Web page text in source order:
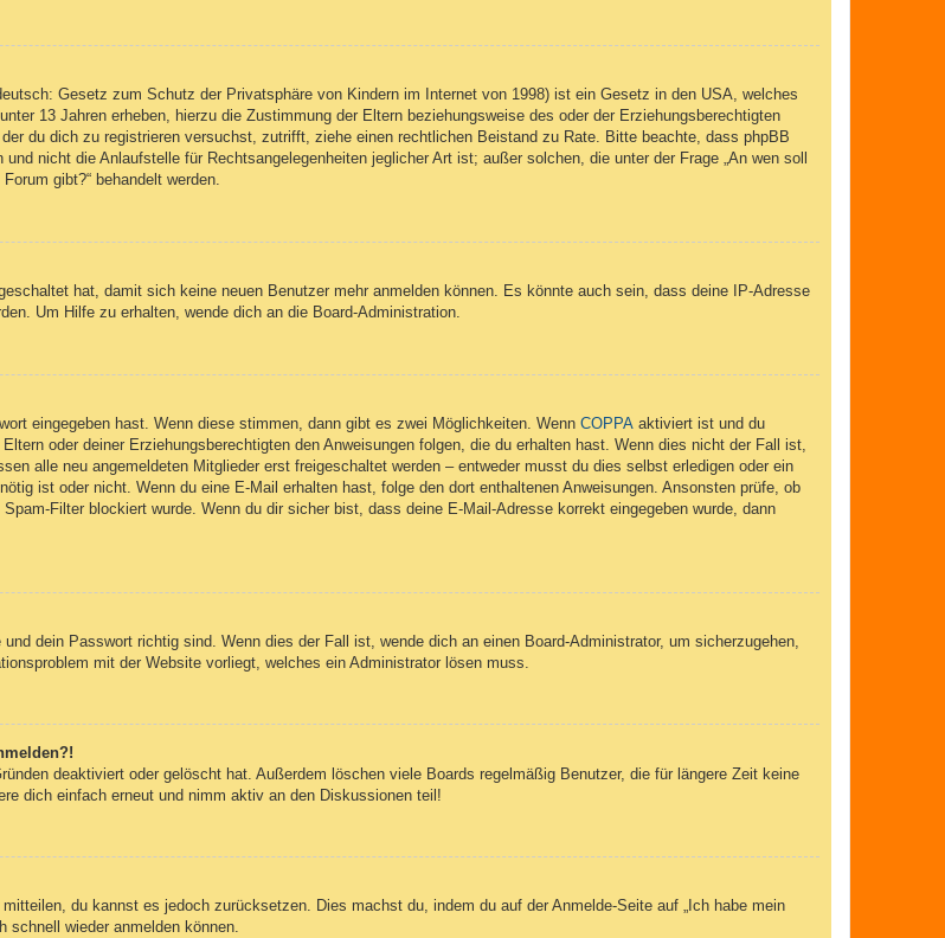
Gesetz zum Schutz der Privatsphäre von Kindern im Internet von 1998) ist ein Gesetz in den USA, welches
13 Jahren erheben, hierzu die Zustimmung der Eltern beziehungsweise des oder der Erziehungsberechtigten
du dich zu registrieren versuchst, zutrifft, ziehe einen rechtlichen Beistand zu Rate. Bitte beachte, dass phpBB
nicht die Anlaufstelle für Rechtsangelegenheiten jeglicher Art ist; außer solchen, die unter der Frage „An wen soll
gibt?“ behandelt werden.
hat, damit sich keine neuen Benutzer mehr anmelden können. Es könnte auch sein, dass deine IP-Adresse
Um Hilfe zu erhalten, wende dich an die Board-Administration.
eingegeben hast. Wenn diese stimmen, dann gibt es zwei Möglichkeiten. Wenn COPPA aktiviert ist und du
oder deiner Erziehungsberechtigten den Anweisungen folgen, die du erhalten hast. Wenn dies nicht der Fall ist,
alle neu angemeldeten Mitglieder erst freigeschaltet werden – entweder musst du dies selbst erledigen oder ein
ist oder nicht. Wenn du eine E-Mail erhalten hast, folge den dort enthaltenen Anweisungen. Ansonsten prüfe, ob
Filter blockiert wurde. Wenn du dir sicher bist, dass deine E-Mail-Adresse korrekt eingegeben wurde, dann
dein Passwort richtig sind. Wenn dies der Fall ist, wende dich an einen Board-Administrator, um sicherzugehen,
mit der Website vorliegt, welches ein Administrator lösen muss.
deaktiviert oder gelöscht hat. Außerdem löschen viele Boards regelmäßig Benutzer, die für längere Zeit keine
dich einfach erneut und nimm aktiv an den Diskussionen teil!
du kannst es jedoch zurücksetzen. Dies machst du, indem du auf der Anmelde-Seite auf „Ich habe mein
schnell wieder anmelden können.